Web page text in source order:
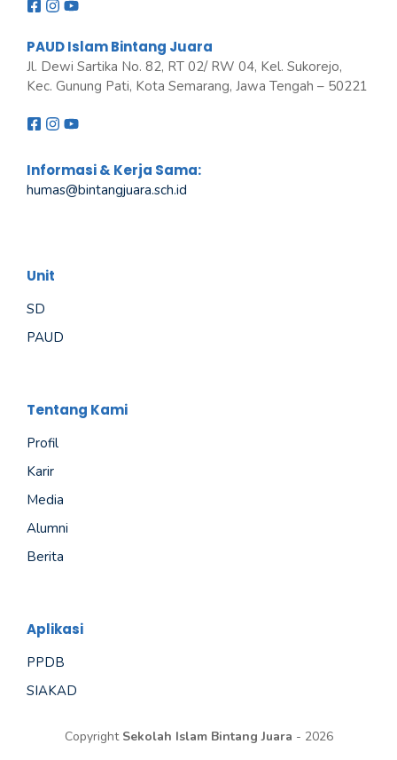
PAUD Islam Bintang Juara
Jl. Dewi Sartika No. 82, RT 02/ RW 04, Kel. Sukorejo,
Kec. Gunung Pati, Kota Semarang, Jawa Tengah – 50221
Informasi & Kerja Sama:
humas@bintangjuara.sch.id
Unit
SD
PAUD
Tentang Kami
Profil
Karir
Media
Alumni
Berita
Aplikasi
PPDB
SIAKAD
Copyright Sekolah Islam Bintang Juara - 2026